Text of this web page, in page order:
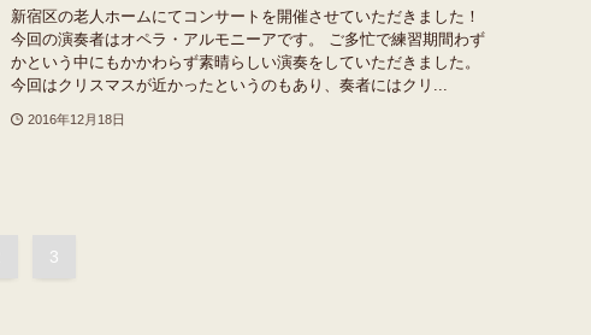
新宿区の老人ホームにてコンサートを開催させていただきました！
今回の演奏者はオペラ・アルモニーアです。 ご多忙で練習期間わず
かという中にもかかわらず素晴らしい演奏をしていただきました。
今回はクリスマスが近かったというのもあり、奏者にはクリ...
2016年12月18日
3